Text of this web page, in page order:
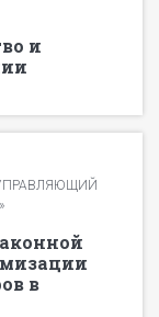
и
в